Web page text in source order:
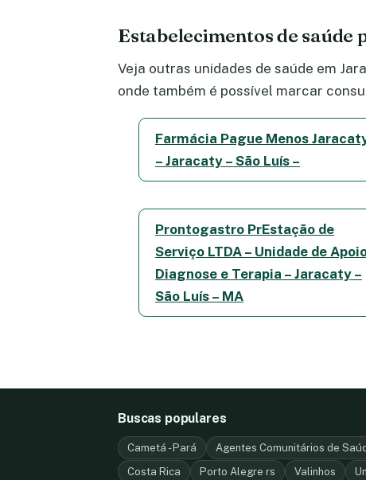
Estabelecimentos de saúde
Veja outras unidades de saúde em
onde também é possível marcar
Farmácia Pague Menos
– Jaracaty – São Luís –
Prontogastro PrEstação de
Serviço LTDA – Unidade de
Diagnose e Terapia – Jaracaty –
São Luís – MA
Buscas populares
Cametá - Pará Agentes Comunitários de
Costa Rica
Porto Alegre rs Valinhos